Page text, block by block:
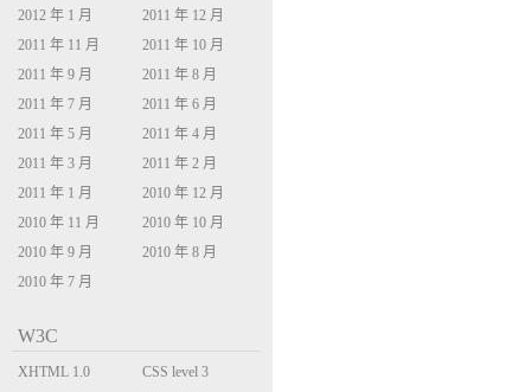
2012 年 1 月
2011 年 12 月
2011 年 11 月
2011 年 10 月
2011 年 9 月
2011 年 8 月
2011 年 7 月
2011 年 6 月
2011 年 5 月
2011 年 4 月
2011 年 3 月
2011 年 2 月
2011 年 1 月
2010 年 12 月
2010 年 11 月
2010 年 10 月
2010 年 9 月
2010 年 8 月
2010 年 7 月
W3C
XHTML 1.0
CSS level 3